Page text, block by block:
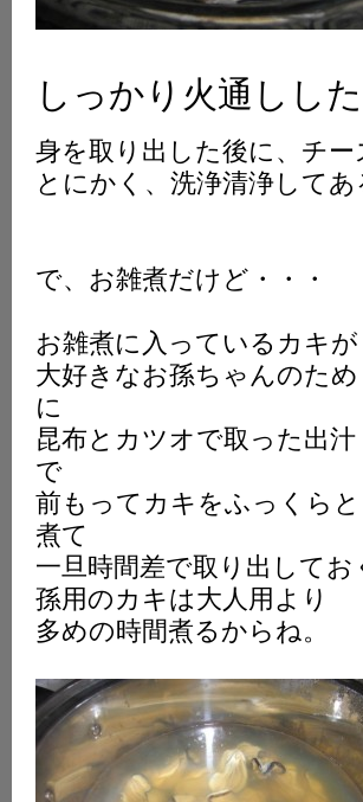
しっかり火通しし
身を取り出した後に、チ
とにかく、洗浄清浄して
で、お雑煮だけど・・・
お雑煮に入っているカキが
大好きなお孫ちゃんのため
に
昆布とカツオで取った出汁
で
前もってカキをふっくらと
煮て
一旦時間差で取り出してお
孫用のカキは大人用より
多めの時間煮るからね。